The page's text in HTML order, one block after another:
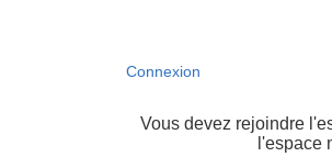
Connexion
Vous devez rejoindre
l'espace